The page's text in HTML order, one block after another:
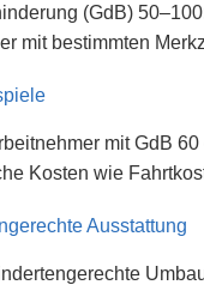
(GdB)
mit bestimmten
mit GdB
Kosten wie
Ausstattung